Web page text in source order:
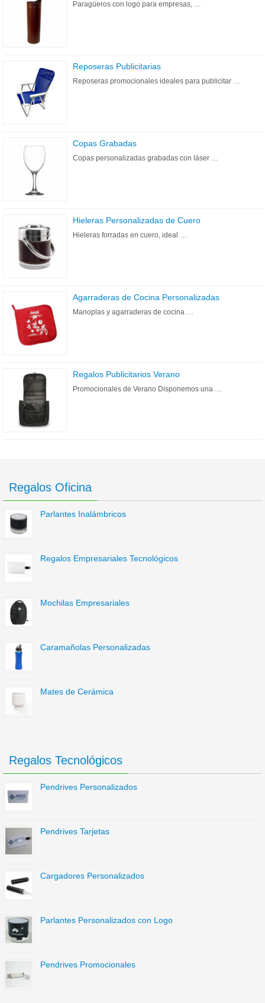
Paragüeros con logo para empresas, …
Reposeras Publicitarias
Reposeras promocionales ideales para publicitar …
Copas Grabadas
Copas personalizadas grabadas con láser …
Hieleras Personalizadas de Cuero
Hieleras forradas en cuero, ideal …
Agarraderas de Cocina Personalizadas
Manoplas y agarraderas de cocina …
Regalos Publicitarios Verano
Promocionales de Verano Disponemos una …
Regalos Oficina
Parlantes Inalámbricos
Regalos Empresariales Tecnológicos
Mochilas Empresariales
Caramañolas Personalizadas
Mates de Cerámica
Regalos Tecnológicos
Pendrives Personalizados
Pendrives Tarjetas
Cargadores Personalizados
Parlantes Personalizados con Logo
Pendrives Promocionales